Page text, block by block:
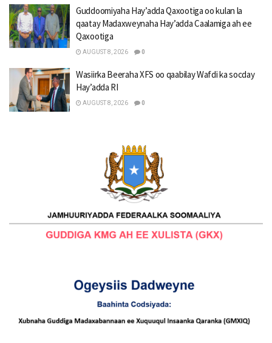
Guddoomiyaha Hay’adda Qaxootiga oo kulan la
qaatay Madaxweynaha Hay’adda Caalamiga ah ee
Qaxootiga
AUGUST 8, 2026 0
Wasiirka Beeraha XFS oo qaabilay Wafdi ka socday
Hay’adda RI
AUGUST 8, 2026 0